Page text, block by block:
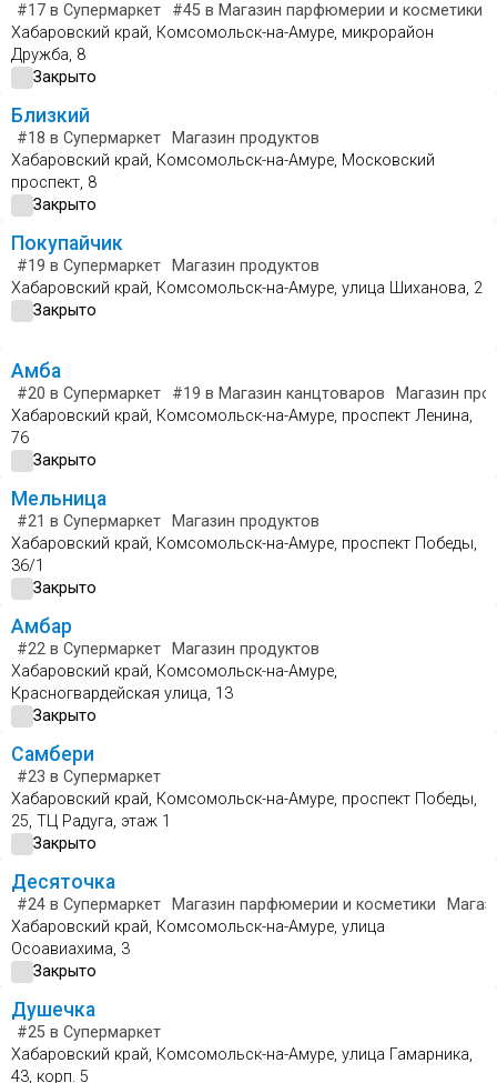
#17 в Супермаркет #45 в Магазин парфюмерии и косметики
Хабаровский край, Комсомольск-на-Амуре, микрорайон
Дружба, 8
Закрыто
Близкий
#18 в Супермаркет
Магазин продуктов
Хабаровский край, Комсомольск-на-Амуре, Московский
проспект, 8
Закрыто
Покупайчик
#19 в Супермаркет
Магазин продуктов
Хабаровский край, Комсомольск-на-Амуре, улица Шиханова, 2
Закрыто
Амба
#20 в Супермаркет #19 в Магазин канцтоваров
Магазин
Хабаровский край, Комсомольск-на-Амуре, проспект Ленина,
76
Закрыто
Мельница
#21 в Супермаркет
Магазин продуктов
Хабаровский край, Комсомольск-на-Амуре, проспект Победы,
36/1
Закрыто
Амбар
#22 в Супермаркет
Магазин продуктов
Хабаровский край, Комсомольск-на-Амуре,
Красногвардейская улица, 13
Закрыто
Самбери
#23 в Супермаркет
Хабаровский край, Комсомольск-на-Амуре, проспект Победы,
25, ТЦ Радуга, этаж 1
Закрыто
Десяточка
#24 в Супермаркет Магазин парфюмерии и косметики
Хабаровский край, Комсомольск-на-Амуре, улица
Осоавиахима, 3
Закрыто
Душечка
#25 в Супермаркет
Хабаровский край, Комсомольск-на-Амуре, улица Гамарника,
43, корп. 5